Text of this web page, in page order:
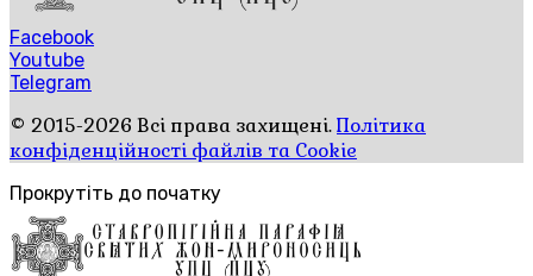
Facebook
Youtube
Telegram
© 2015-2026 Всі права захищені.Політика
конфіденційності файлів та Cookie
Прокрутіть до початку